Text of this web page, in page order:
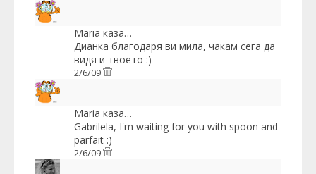
Maria каза…
Дианка благодаря ви мила, чакам сега да
видя и твоето :)
2/6/09
Maria каза…
Gabrilela, I'm waiting for you with spoon and
parfait :)
2/6/09